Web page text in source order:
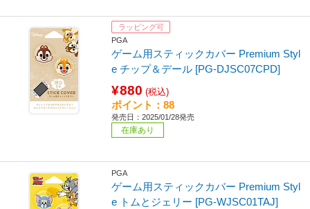
ラッピング可
PGA
ゲーム用スティックカバー Premium Styl
e チップ＆デール [PG-DJSC07CPD]
¥880 (税込)
ポイント：88
発売日：2025/01/28発売
在庫あり
PGA
ゲーム用スティックカバー Premium Styl
e トムとジェリー [PG-WJSC01TAJ]